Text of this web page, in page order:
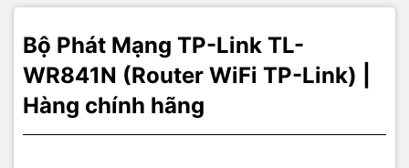
Bộ Phát Mạng TP-Link TL-
WR841N (Router WiFi TP-Link) |
Hàng chính hãng
User)
Tốc độ WIFI 300Mbps
Chuẩn kết
nối
Chuẩn N